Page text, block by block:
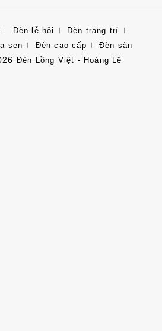
Đèn lễ hội
Đèn trang trí
sen Đèn cao cấp Đèn sàn
Đèn Lồng Việt - Hoàng Lê